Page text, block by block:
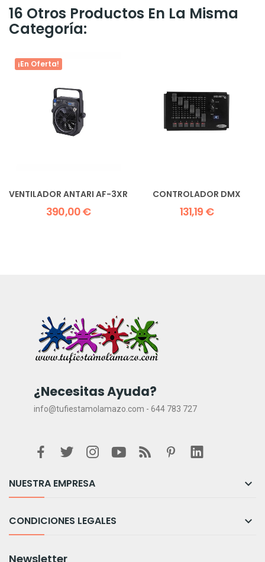
16 Otros Productos En La Misma
Categoría:
¡En Oferta!
VENTILADOR ANTARI AF-3XR
390,00 €
CONTROLADOR DMX
131,19 €
¿Necesitas Ayuda?
info@tufiestamolamazo.com - 644 783 727
NUESTRA EMPRESA 
CONDICIONES LEGALES 
Newsletter